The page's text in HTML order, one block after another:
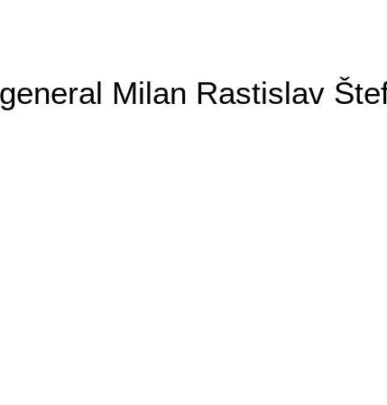
Milan Rastislav